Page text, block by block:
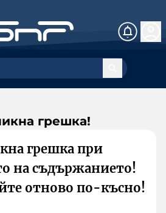
грешка!
грешка при
на съдържанието!
отново по-късно!